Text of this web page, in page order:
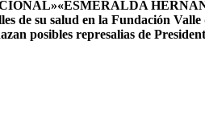
«ESMERALDA
de su salud en la Fundación
posibles represalias de